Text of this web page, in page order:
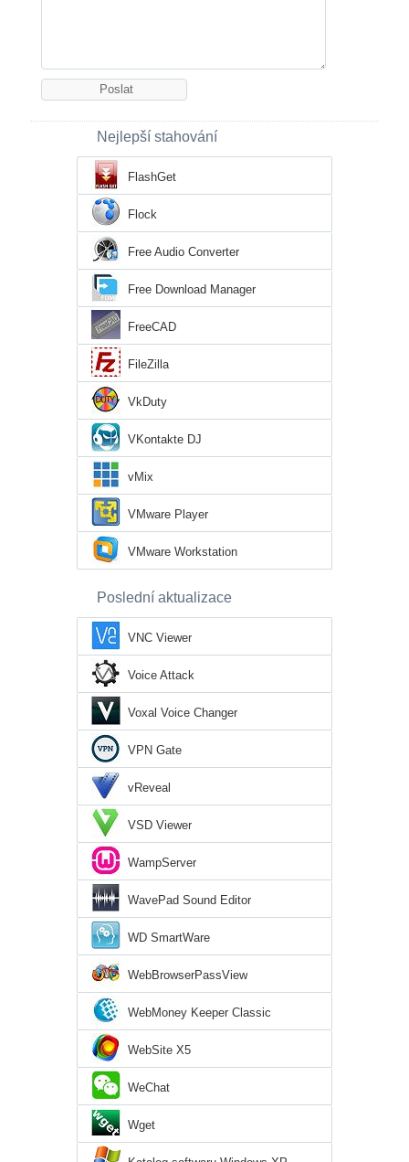
Nejlepší stahování
FlashGet
Flock
Free Audio Converter
Free Download Manager
FreeCAD
FileZilla
VkDuty
VKontakte DJ
vMix
VMware Player
VMware Workstation
Poslední aktualizace
VNC Viewer
Voice Attack
Voxal Voice Changer
VPN Gate
vReveal
VSD Viewer
WampServer
WavePad Sound Editor
WD SmartWare
WebBrowserPassView
WebMoney Keeper Classic
WebSite X5
WeChat
Wget